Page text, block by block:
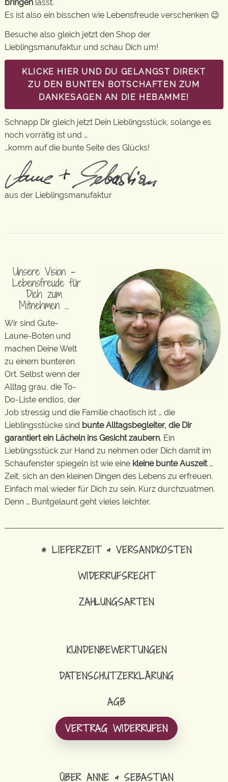
bringen lässt.
Es ist also ein bisschen wie Lebensfreude verschenken 😉
Besuche also gleich jetzt den Shop der
Lieblingsmanufaktur und schau Dich um!
KLICKE HIER UND DU GELANGST DIREKT
ZU DEN BUNTEN BOTSCHAFTEN ZUM
DANKESAGEN AN DIE HEBAMME!
Schnapp Dir gleich jetzt Dein Lieblingsstück, solange es
noch vorrätig ist und …
…komm auf die bunte Seite des Glücks!
aus der Lieblingsmanufaktur
Unsere Vision –
Lebensfreude für
Dich zum
Mitnehmen …
Wir sind Gute-
Laune-Boten und
machen Deine Welt
zu einem bunteren
Ort. Selbst wenn der
Alltag grau, die To-
Do-Liste endlos, der
Job stressig und die Familie chaotisch ist … die
Lieblingsstücke sind bunte Alltagsbegleiter, die Dir
garantiert ein Lächeln ins Gesicht zaubern. Ein
Lieblingsstück zur Hand zu nehmen oder Dich damit im
Schaufenster spiegeln ist wie eine kleine bunte Auszeit…
Zeit, sich an den kleinen Dingen des Lebens zu erfreuen.
Einfach mal wieder für Dich zu sein. Kurz durchzuatmen.
Denn … Buntgelaunt geht vieles leichter.
* LIEFERZEIT & VERSANDKOSTEN
WIDERRUFSRECHT
ZAHLUNGSARTEN
KUNDENBEWERTUNGEN
DATENSCHUTZERKLÄRUNG
AGB
VERTRAG WIDERRUFEN
ÜBER ANNE & SEBASTIAN